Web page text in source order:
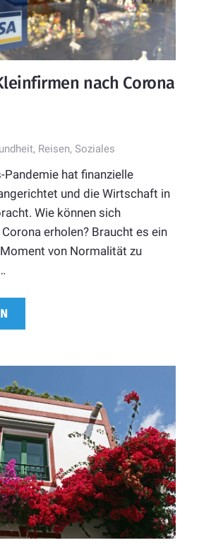
nach Corona
, Reisen,Soziales
Pandemie hat finanzielle
und die Wirtschaft in
Wie können sich
erholen? Braucht es ein
von Normalität zu